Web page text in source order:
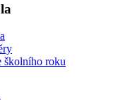
školního roku